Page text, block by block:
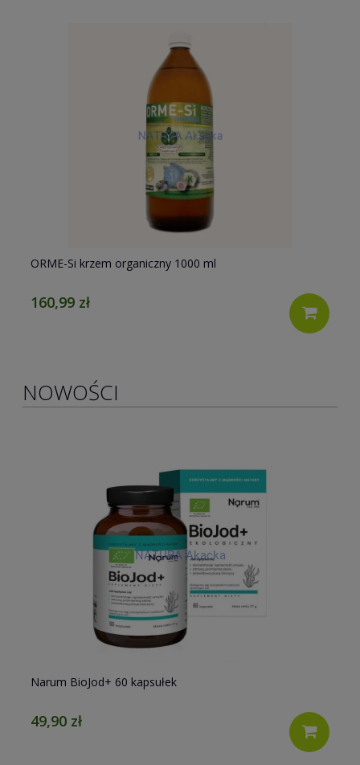
ORME-Si krzem organiczny 1000 ml
160,99 zł
NOWOŚCI
Narum BioJod+ 60 kapsułek
49,90 zł